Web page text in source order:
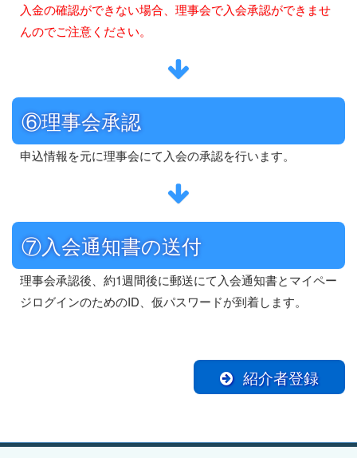
入金の確認ができない場合、理事会で入会承認ができませ
んのでご注意ください。
⑥理事会承認
申込情報を元に理事会にて入会の承認を行います。
⑦入会通知書の送付
理事会承認後、約1週間後に郵送にて入会通知書とマイペー
ジログインのためのID、仮パスワードが到着します。
紹介者登録